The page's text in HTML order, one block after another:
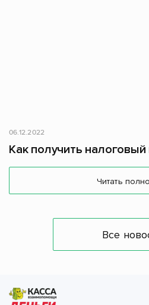
06.12.2022
Как получить
Читать
Все